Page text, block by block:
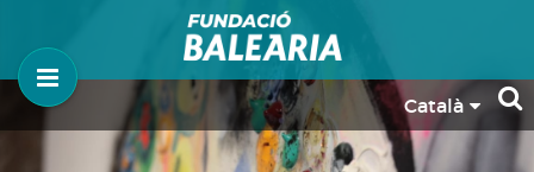
Català